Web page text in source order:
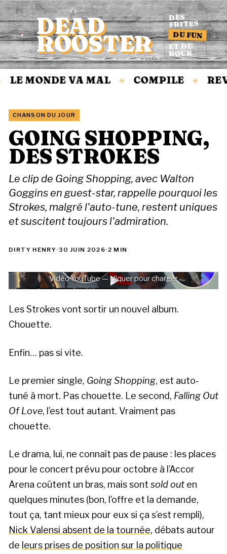
Accueil
DEAD
ROOSTER
DES
FRITES
DU FUN
ET DU
ROCK
LE MONDE VA MAL ✳ COMPILE ✳
CHANSON DU JOUR
GOING SHOPPING,
DES STROKES
Le clip de Going Shopping, avec Walton
Goggins en guest-star, rappelle pourquoi les
Strokes, malgré l'auto-tune, restent uniques
et suscitent toujours l'admiration.
DIRTY HENRY·30 JUIN 2026·2 MIN
Vidéo YouTube — cliquer pour charger
Les Strokes vont sortir un nouvel album.
Chouette.
Enfin… pas si vite.
Le premier single, Going Shopping, est auto-
tuné à mort. Pas chouette. Le second, Falling Out
Of Love, l’est tout autant. Vraiment pas
chouette.
Le drama, lui, ne connaît pas de pause : les places
pour le concert prévu pour octobre à l’Accor
Arena coûtent un bras, mais sont sold out en
quelques minutes (bon, l’offre et la demande,
tout ça, tant mieux pour eux si ça s’est rempli),
Nick Valensi absent de la tournée, débats autour
de leurs prises de position sur la politique